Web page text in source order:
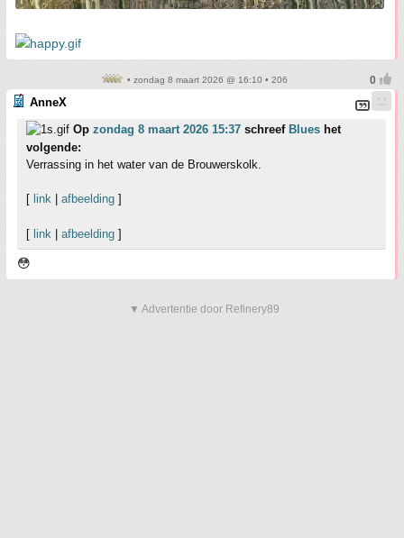
• zondag 8 maart 2026 @ 16:10 • 206
AnneX
Op zondag 8 maart 2026 15:37 schreef Blues het
volgende:
Verrassing in het water van de Brouwerskolk.
[ link afbeelding ]
[ link afbeelding ]
😳
▼ Advertentie door Refinery89